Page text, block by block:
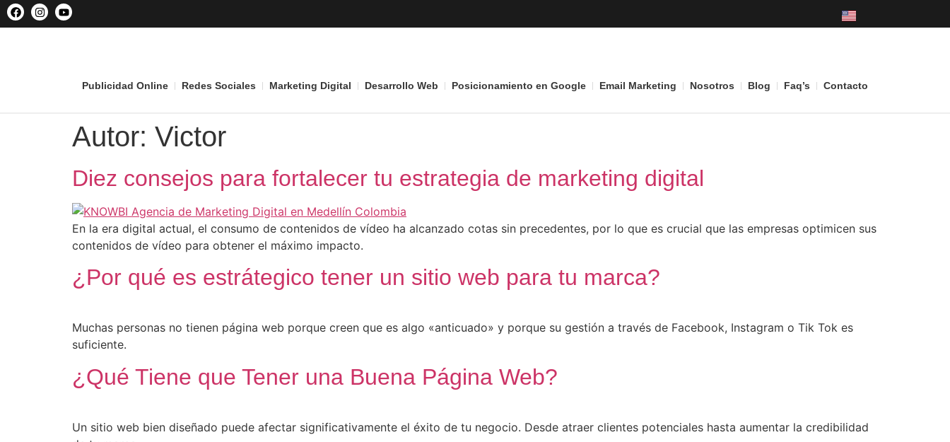
Publicidad Online Redes Sociales Marketing Digital Desarrollo Web Posicionamiento en Google Email Marketing Nosotros Blog Faq’s Contacto
Autor: Victor
Diez consejos para fortalecer tu estrategia de marketing digital
En la era digital actual, el consumo de contenidos de vídeo ha alcanzado cotas sin precedentes, por lo que es crucial que las empresas optimicen sus
contenidos de vídeo para obtener el máximo impacto.
¿Por qué es estrátegico tener un sitio web para tu marca?
Muchas personas no tienen página web porque creen que es algo «anticuado» y porque su gestión a través de Facebook, Instagram o Tik Tok es
suficiente.
¿Qué Tiene que Tener una Buena Página Web?
Un sitio web bien diseñado puede afectar significativamente el éxito de tu negocio. Desde atraer clientes potenciales hasta aumentar la credibilidad